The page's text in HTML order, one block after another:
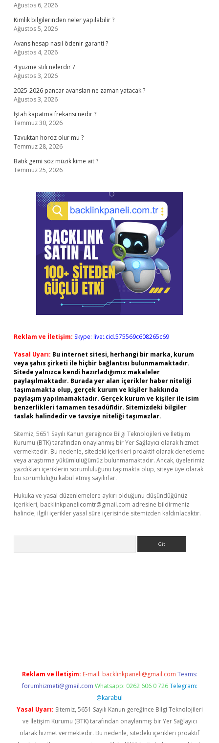
Ağustos 6, 2026
Kimlik bilgilerinden neler yapılabilir ?
Ağustos 5, 2026
Avans hesap nasıl ödenir garanti ?
Ağustos 4, 2026
4 yüzme stili nelerdir ?
Ağustos 3, 2026
2025-2026 pancar avansları ne zaman yatacak ?
Ağustos 3, 2026
İştah kapatma frekansı nedir ?
Temmuz 30, 2026
Tavuktan horoz olur mu ?
Temmuz 28, 2026
Batık gemi söz müzik kime ait ?
Temmuz 25, 2026
Reklam ve İletişim: Skype: live:.cid.575569c608265c69
Yasal Uyarı: Bu internet sitesi, herhangi bir marka, kurum
veya şahıs şirketi ile hiçbir bağlantısı bulunmamaktadır.
Sitede yalnızca kendi hazırladığımız makaleler
paylaşılmaktadır. Burada yer alan içerikler haber niteliği
taşımamakta olup, gerçek kurum ve kişiler hakkında
paylaşım yapılmamaktadır. Gerçek kurum ve kişiler ile isim
benzerlikleri tamamen tesadüfidir. Sitemizdeki bilgiler
taslak halindedir ve tavsiye niteliği taşımazlar.
Sitemiz, 5651 Sayılı Kanun gereğince Bilgi Teknolojileri ve İletişim
Kurumu (BTK) tarafından onaylanmış bir Yer Sağlayıcı olarak hizmet
vermektedir. Bu nedenle, sitedeki içerikleri proaktif olarak denetleme
veya araştırma yükümlülüğümüz bulunmamaktadır. Ancak, üyelerimiz
yazdıkları içeriklerin sorumluluğunu taşımakta olup, siteye üye olarak
bu sorumluluğu kabul etmiş sayılırlar.
Hukuka ve yasal düzenlemelere aykırı olduğunu düşündüğünüz
içerikleri, backlinkpanelicomtr@gmail.com adresine bildirmeniz
halinde, ilgili içerikler yasal süre içerisinde sitemizden kaldırılacaktır.
Reklam ve İletişim: E-mail: backlinkpaneli@gmail.com Teams:
forumhizmeti@gmail.com Whatsapp: 0262 606 0 726 Telegram:
@karabul
Yasal Uyarı: Sitemiz, 5651 Sayılı Kanun gereğince Bilgi Teknolojileri
ve İletişim Kurumu (BTK) tarafından onaylanmış bir Yer Sağlayıcı
olarak hizmet vermektedir. Bu nedenle, sitedeki içerikleri proaktif